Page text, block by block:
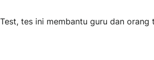
tes ini membantu guru dan